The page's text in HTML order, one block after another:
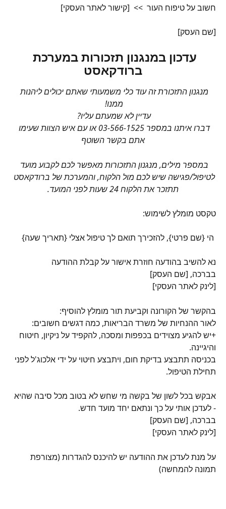
חשוב על טיפוח העור  >>  [קישור לאתר העסקי]
[שם העסק]
עדכון במנגנון תזכורות במערכת
ברודקאסט
מנגנון התזכורת זה עוד כלי משמעותי שאתם יכולים ליהנות
ממנו!
עדיין לא שמעתם עליו?
דברו איתנו במספר 03-566-1525 או עם איש הצוות שעימו
אתם בקשר השוטף
במספר מילים, מנגנון התזכורות מאפשר לכם לקבוע מועד
לטיפול/פגישה שיש לכם מול הלקוח, והמערכת של ברודקאסט
תתזכר את הלקוח 24 שעות לפני המועד.
טקסט מומלץ לשימוש:
נא להשיב בהודעה חוזרת אישור על קבלת ההודעה
בברכה, [שם העסק]
[לינק לאתר העסקי]
בהקשר של הקורונה וקביעת תור מומלץ להוסיף:
לאור ההנחיות של משרד הבריאות, כמה דגשים חשובים:
+יש להגיע מצוידים בכפפות ומסכה, להקפיד על ניקיון, חיטוח
והיגיינה.
בכניסה תתבצע בדיקת חום, ויתבצע חיטוי על ידי אלכוג'ל לפני
תחילת הטיפול.
אבקש בכל לשון של בקשה מי שחש לא בטוב מכל סיבה שהיא
- לעדכן אותי על כך ונתאם יחד מועד חדש.
בברכה, [שם העסק]
[לינק לאתר העסקי]
על מנת לעדכן את ההודעה יש להיכנס להגדרות (מצורפת
תמונה להמחשה)